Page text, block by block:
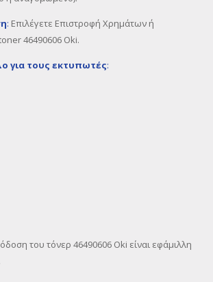
: Επιλέγετε Επιστροφή Χρημάτων ή
46490606 Oki.
για τους εκτυπωτές:
του τόνερ 46490606 Oki είναι εφάμιλλη